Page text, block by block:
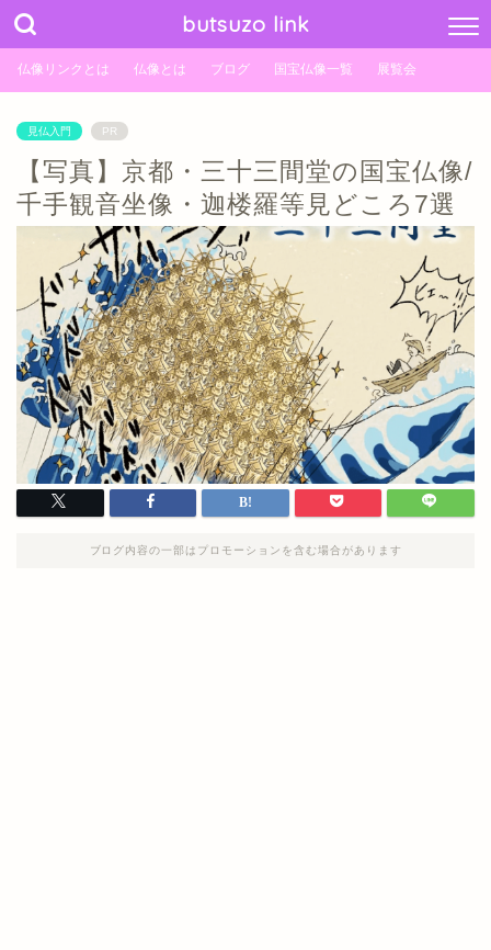
butsuzo link
仏像リンクとは 仏像とは ブログ 国宝仏像一覧 展覧会
見仏入門 PR
【写真】京都・三十三間堂の国宝仏像/
千手観音坐像・迦楼羅等見どころ7選
ブログ内容の一部はプロモーションを含む場合があります